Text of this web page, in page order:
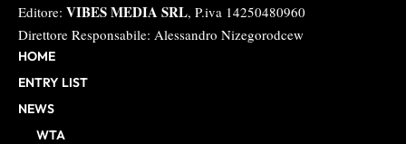
Editore: VIBES MEDIA SRL, P.iva 14250480960
Direttore Responsabile: Alessandro Nizegorodcew
HOME
ENTRY LIST
NEWS
WTA